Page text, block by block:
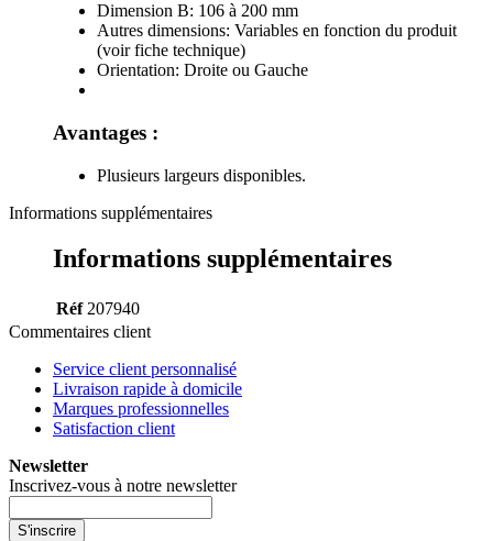
Dimension B: 106 à 200 mm
Autres dimensions: Variables en fonction du produit
(voir fiche technique)
Orientation: Droite ou Gauche
Avantages :
Plusieurs largeurs disponibles.
Informations supplémentaires
Informations supplémentaires
Réf 207940
Commentaires client
Service client personnalisé
Livraison rapide à domicile
Marques professionnelles
Satisfaction client
Newsletter
Inscrivez-vous à notre newsletter
S'inscrire